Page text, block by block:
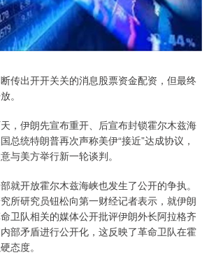
传出开开关关的消息股票资金配资，但最终
。
，伊朗先宣布重开、后宣布封锁霍尔木兹海
总统特朗普再次声称美伊“接近”达成协议，
与美方举行新一轮谈判。
就开放霍尔木兹海峡也发生了公开的争执。
所研究员钮松向第一财经记者表示，就伊朗
卫队相关的媒体公开批评伊朗外长阿拉格齐
部矛盾进行公开化，这反映了革命卫队在霍
态度。